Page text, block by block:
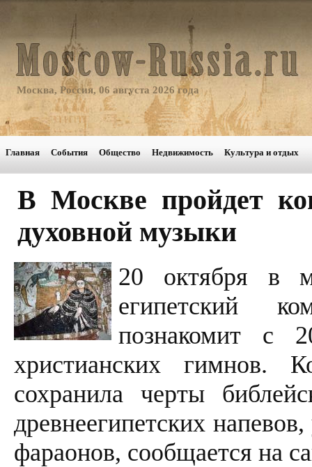
Москва, Россия, 06 августа 2026 года
Главная События Общество Недвижимость Культура и отдых
В Москве пройдет
духовной музыки
20 октября в
египетский
познакомит с
христианских гимнов.
сохранила черты
древнеегипетских
фараонов, сообщается на